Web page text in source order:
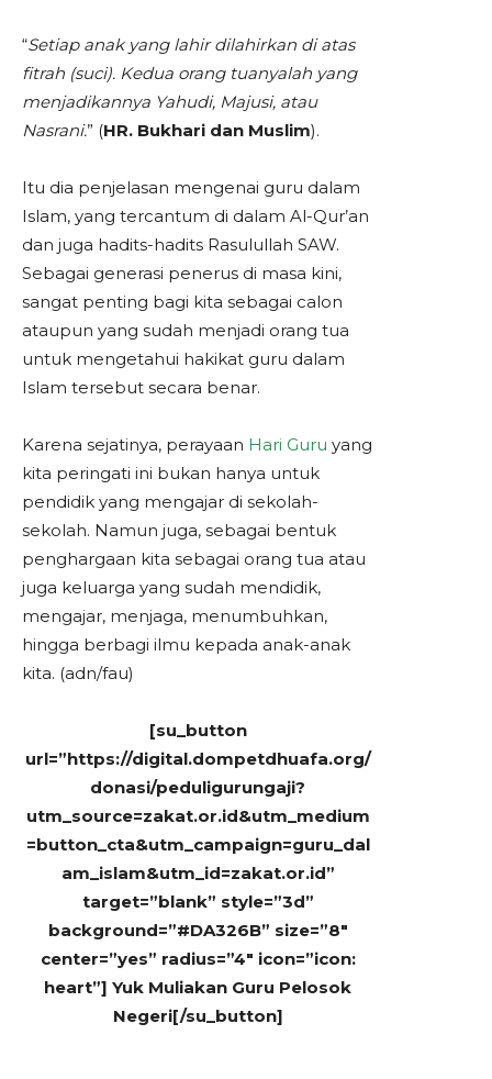
“Setiap anak yang lahir dilahirkan di atas
fitrah (suci). Kedua orang tuanyalah yang
menjadikannya Yahudi, Majusi, atau
Nasrani.” (HR. Bukhari dan Muslim).
Itu dia penjelasan mengenai guru dalam
Islam, yang tercantum di dalam Al-Qur’an
dan juga hadits-hadits Rasulullah SAW.
Sebagai generasi penerus di masa kini,
sangat penting bagi kita sebagai calon
ataupun yang sudah menjadi orang tua
untuk mengetahui hakikat guru dalam
Islam tersebut secara benar.
Karena sejatinya, perayaan Hari Guru yang
kita peringati ini bukan hanya untuk
pendidik yang mengajar di sekolah-
sekolah. Namun juga, sebagai bentuk
penghargaan kita sebagai orang tua atau
juga keluarga yang sudah mendidik,
mengajar, menjaga, menumbuhkan,
hingga berbagi ilmu kepada anak-anak
kita. (adn/fau)
[su_button
url=”https://digital.dompetdhuafa.org/
donasi/peduligurungaji?
utm_source=zakat.or.id&utm_medium
=button_cta&utm_campaign=guru_dal
am_islam&utm_id=zakat.or.id”
target=”blank” style=”3d”
background=”#DA326B” size=”8″
center=”yes” radius=”4″ icon=”icon:
heart”] Yuk Muliakan Guru Pelosok
Negeri[/su_button]